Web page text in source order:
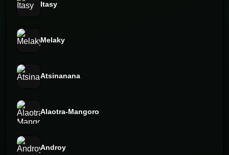
Itasy
Melaky
Atsinanana
Alaotra-Mangoro
Androy